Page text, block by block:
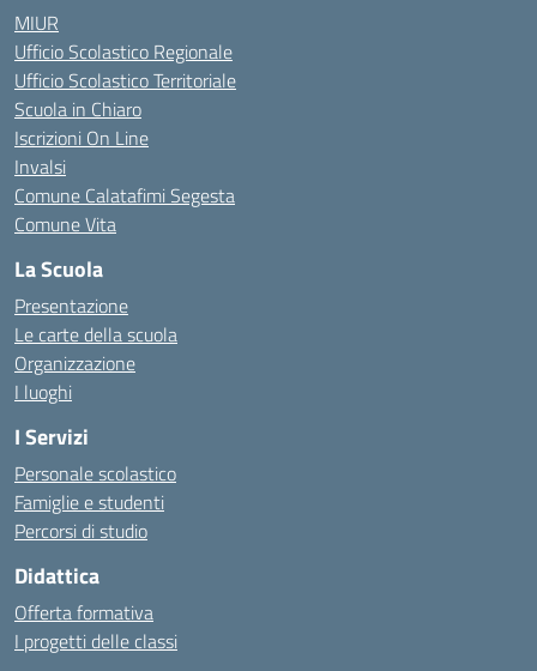
MIUR
Ufficio Scolastico Regionale
Ufficio Scolastico Territoriale
Scuola in Chiaro
Iscrizioni On Line
Invalsi
Comune Calatafimi Segesta
Comune Vita
La Scuola
Presentazione
Le carte della scuola
Organizzazione
I luoghi
I Servizi
Personale scolastico
Famiglie e studenti
Percorsi di studio
Didattica
Offerta formativa
I progetti delle classi